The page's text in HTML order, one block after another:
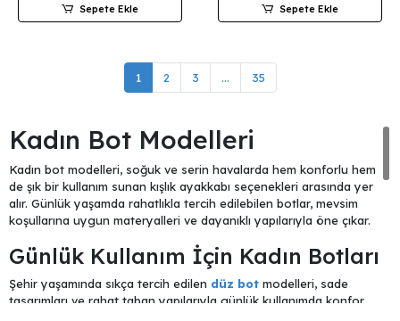
Sepete Ekle Sepete Ekle
1 2 3 ... 35
Kadın Bot Modelleri
Kadın bot modelleri, soğuk ve serin havalarda hem konforlu hem
de şık bir kullanım sunan kışlık ayakkabı seçenekleri arasında yer
alır. Günlük yaşamda rahatlıkla tercih edilebilen botlar, mevsim
koşullarına uygun materyalleri ve dayanıklı yapılarıyla öne çıkar.
Günlük Kullanım İçin Kadın Botları
Şehir yaşamında sıkça tercih edilen düz bot modelleri, sade
tasarımları ve rahat taban yapılarıyla günlük kullanımda konfor